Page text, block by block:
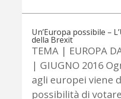
Un’Europa possibile –
della Brexit
TEMA | EUROPA
| GIUGNO 2016
agli europei viene
possibilità di